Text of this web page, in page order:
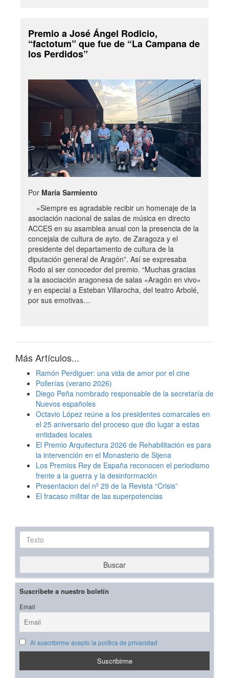
Premio a José Ángel Rodicio,
“factotum” que fue de “La Campana de
los Perdidos”
Por María Sarmiento
«Siempre es agradable recibir un homenaje de la
asociación nacional de salas de música en directo
ACCES en su asamblea anual con la presencia de la
concejala de cultura de ayto. de Zaragoza y el
presidente del departamento de cultura de la
diputación general de Aragón”. Así se expresaba
Rodo al ser conocedor del premio. “Muchas gracias
a la asociación aragonesa de salas «Aragón en vivo»
y en especial a Esteban Villarocha, del teatro Arbolé,
por sus emotivas…
Más Artículos...
Ramón Perdiguer: una vida de amor por el cine
Pollerías (verano 2026)
Diego Peña nombrado responsable de la secretaría de
Nuevos españoles
Octavio López reúne a los presidentes comarcales en
el 25 aniversario del proceso que dio lugar a estas
entidades locales
El Premio Arquitectura 2026 de Rehabilitación es para
la intervención en el Monasterio de Sijena
Los Premios Rey de España reconocen el periodismo
frente a la guerra y la desinformación
Presentacion del nº 29 de la Revista “Crisis”
El fracaso militar de las superpotencias
Texto
Buscar
Suscríbete a nuestro boletín
Email
Al suscribirme acepto la política de privacidad